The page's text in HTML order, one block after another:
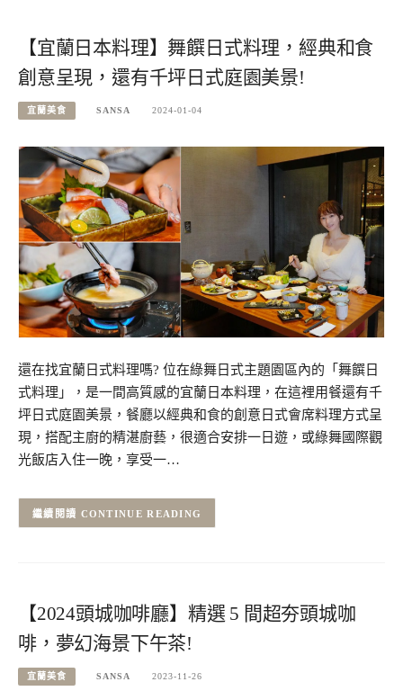
【宜蘭日本料理】舞饌日式料理，經典和食
創意呈現，還有千坪日式庭園美景!
宜蘭美食 SANSA 2024-01-04
還在找宜蘭日式料理嗎? 位在綠舞日式主題園區內的「舞饌日
式料理」，是一間高質感的宜蘭日本料理，在這裡用餐還有千
坪日式庭園美景，餐廳以經典和食的創意日式會席料理方式呈
現，搭配主廚的精湛廚藝，很適合安排一日遊，或綠舞國際觀
光飯店入住一晚，享受一…
CONTINUE READING
【2024頭城咖啡廳】精選 5 間超夯頭城咖
啡，夢幻海景下午茶!
宜蘭美食 SANSA 2023-11-26